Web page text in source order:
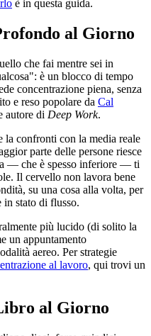
è in questa guida.
al Giorno
che fai mentre sei in
è un blocco di tempo
concentrazione piena, senza
e reso popolare da Cal
autore di Deep Work.
la confronti con la media reale
parte delle persone riesce
— che è spesso inferiore — ti
Il cervello non lavora bene
su una cosa alla volta, per
in stato di flusso.
più lucido (di solito la
un appuntamento
aereo. Per strategie
al lavoro, qui trovi un
al Giorno